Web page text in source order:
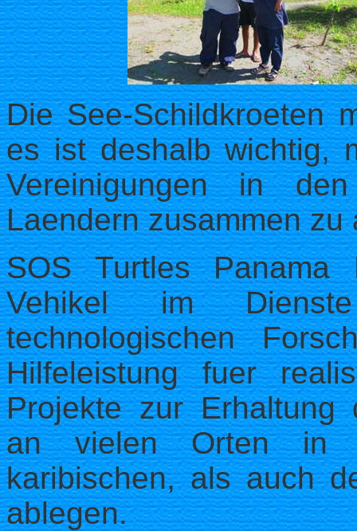
Die See-Schildkroeten
es ist deshalb wichtig,
Vereinigungen in den
Laendern zusammen zu
SOS Turtles
Vehikel im
technologischen
Hilfeleistung fuer
Projekte zur Erhaltung
an vielen Orten in
karibischen, als auch
ablegen.